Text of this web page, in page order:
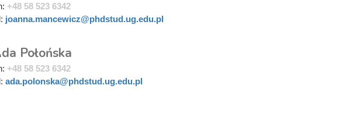
+48 58 523 6342
joanna.mancewicz@phdstud.ug.edu.pl
Połońska
+48 58 523 6342
ada.polonska@phdstud.ug.edu.pl